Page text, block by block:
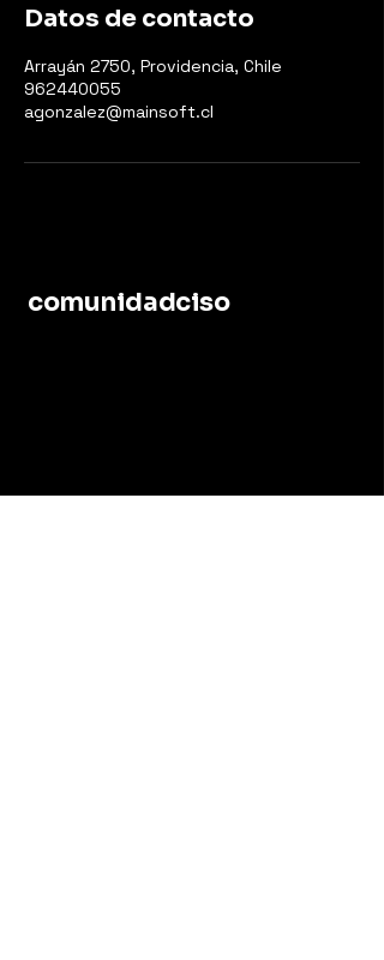
Datos de contacto
Arrayán 2750, Providencia, Chile
962440055
agonzalez@mainsoft.cl
comunidadciso